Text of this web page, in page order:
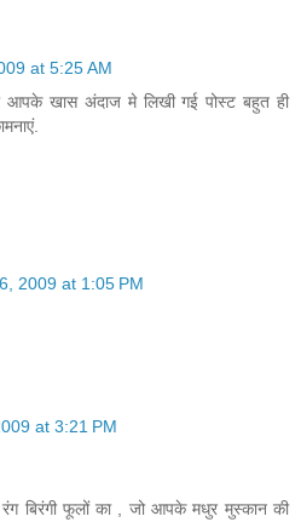
at 5:25 AM
आपके खास अंदाज मे लिखी गई पोस्ट बहुत ही
2009 at 1:05 PM
at 3:21 PM
बिरंगी फूलों का , जो आपके मधुर मुस्कान की